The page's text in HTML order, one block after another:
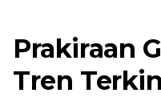
Prakiraan
Tren